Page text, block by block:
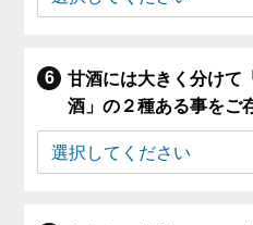
甘酒には大きく分けて
酒」の２種ある事をご